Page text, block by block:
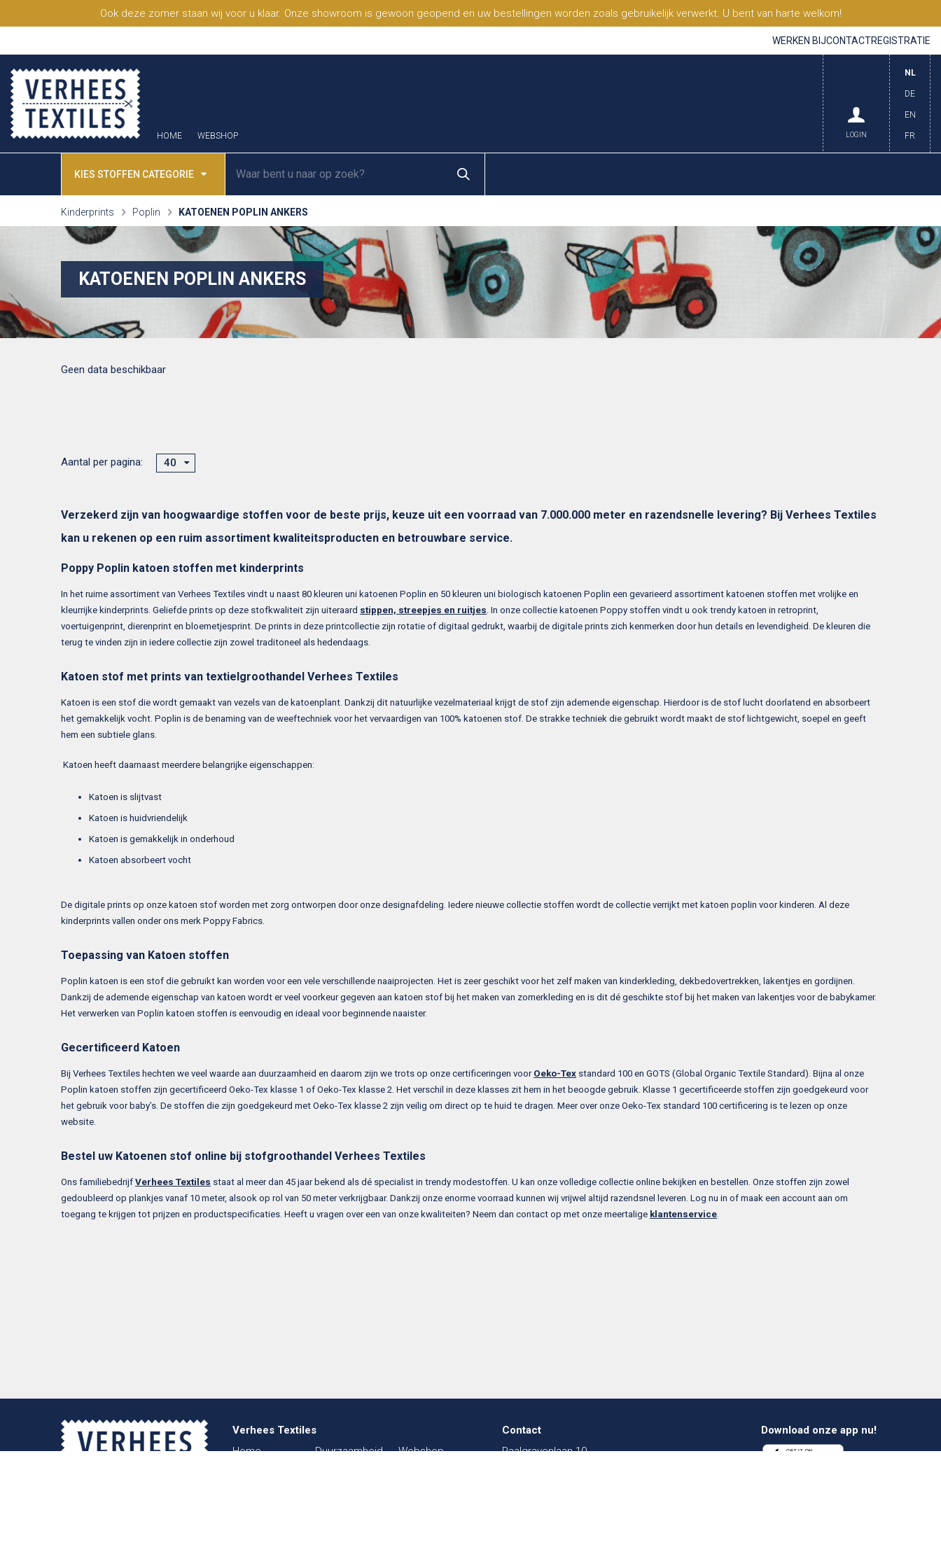
Ook deze zomer staan wij voor u klaar. Onze showroom is gewoon geopend en uw bestellingen worden zoals gebruikelijk verwerkt. U bent van harte welkom!
WERKEN BIJCONTACTREGISTRATIE
HOME WEBSHOP
NL
DE
EN
FR
LOGIN
KIES STOFFEN CATEGORIE
Kinderprints Poplin KATOENEN POPLIN ANKERS
KATOENEN POPLIN ANKERS
Geen data beschikbaar
Aantal per pagina: 40
Verzekerd zijn van hoogwaardige stoffen voor de beste prijs, keuze uit een voorraad van 7.000.000 meter en razendsnelle levering? Bij Verhees Textiles
kan u rekenen op een ruim assortiment kwaliteitsproducten en betrouwbare service.
Poppy Poplin katoen stoffen met kinderprints
In het ruime assortiment van Verhees Textiles vindt u naast 80 kleuren uni katoenen Poplin en 50 kleuren uni biologisch katoenen Poplin een gevarieerd assortiment katoenen stoffen met vrolijke en
kleurrijke kinderprints. Geliefde prints op deze stofkwaliteit zijn uiteraard stippen, streepjes en ruitjes . In onze collectie katoenen Poppy stoffen vindt u ook trendy katoen in retroprint,
voertuigenprint, dierenprint en bloemetjesprint. De prints in deze printcollectie zijn rotatie of digitaal gedrukt, waarbij de digitale prints zich kenmerken door hun details en levendigheid. De kleuren die
terug te vinden zijn in iedere collectie zijn zowel traditoneel als hedendaags.
Katoen stof met prints van textielgroothandel Verhees Textiles
Katoen is een stof die wordt gemaakt van vezels van de katoenplant. Dankzij dit natuurlijke vezelmateriaal krijgt de stof zijn ademende eigenschap. Hierdoor is de stof lucht doorlatend en absorbeert
het gemakkelijk vocht. Poplin is de benaming van de weeftechniek voor het vervaardigen van 100% katoenen stof. De strakke techniek die gebruikt wordt maakt de stof lichtgewicht, soepel en geeft
hem een subtiele glans.
Katoen heeft daarnaast meerdere belangrijke eigenschappen:
Katoen is slijtvast
Katoen is huidvriendelijk
Katoen is gemakkelijk in onderhoud
Katoen absorbeert vocht
De digitale prints op onze katoen stof worden met zorg ontworpen door onze designafdeling. Iedere nieuwe collectie stoffen wordt de collectie verrijkt met katoen poplin voor kinderen. Al deze
kinderprints vallen onder ons merk Poppy Fabrics.
Toepassing van Katoen stoffen
Poplin katoen is een stof die gebruikt kan worden voor een vele verschillende naaiprojecten. Het is zeer geschikt voor het zelf maken van kinderkleding, dekbedovertrekken, lakentjes en gordijnen.
Dankzij de ademende eigenschap van katoen wordt er veel voorkeur gegeven aan katoen stof bij het maken van zomerkleding en is dit dé geschikte stof bij het maken van lakentjes voor de babykamer.
Het verwerken van Poplin katoen stoffen is eenvoudig en ideaal voor beginnende naaister.
Gecertificeerd Katoen
Bij Verhees Textiles hechten we veel waarde aan duurzaamheid en daarom zijn we trots op onze certificeringen voor Oeko-Tex standard 100 en GOTS (Global Organic Textile Standard). Bijna al onze
Poplin katoen stoffen zijn gecertificeerd Oeko-Tex klasse 1 of Oeko-Tex klasse 2. Het verschil in deze klasses zit hem in het beoogde gebruik. Klasse 1 gecertificeerde stoffen zijn goedgekeurd voor
het gebruik voor baby’s. De stoffen die zijn goedgekeurd met Oeko-Tex klasse 2 zijn veilig om direct op te huid te dragen. Meer over onze Oeko-Tex standard 100 certificering is te lezen op onze
website.
Bestel uw Katoenen stof online bij stofgroothandel Verhees Textiles
Ons familiebedrijf Verhees Textiles staat al meer dan 45 jaar bekend als dé specialist in trendy modestoffen. U kan onze volledige collectie online bekijken en bestellen. Onze stoffen zijn zowel
gedoubleerd op plankjes vanaf 10 meter, alsook op rol van 50 meter verkrijgbaar. Dankzij onze enorme voorraad kunnen wij vrijwel altijd razendsnel leveren. Log nu in of maak een account aan om
toegang te krijgen tot prijzen en productspecificaties. Heeft u vragen over een van onze kwaliteiten? Neem dan contact op met onze meertalige klantenservice
Verhees Textiles
Home
Duurzaamheid
Webshop
Contact
Paalgravenlaan 10
Download onze app nu!